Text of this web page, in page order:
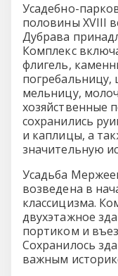
Усадебно-
половины XVIII
Дубрава
Комплекс
флигель,
мельницу,
хозяйственные
сохранились
и каплицы, а
значительную
Усадьба
возведена в
классицизма.
двухэтажное
портиком и
Сохранилось
важным